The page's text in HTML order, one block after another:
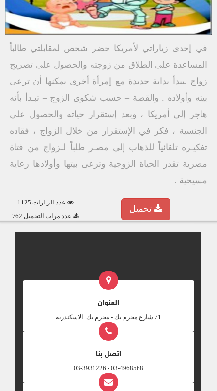
في إحدى زياراتي لأمريكا حضر شخص لمقابلتي طالباً
المساعدة على الطلاق من زوجته والحصول على تصريح
زواج ليبدأ بداية جديدة مع إمرأة أخرى يمكنها أن ترعى
بيته وأولاده . والقصة – حسب شكوى الزوج – تبـدأ بأنه
هاجر إلى أمريكا ، وبعد إستقرار حياته والحصول على
الجنسية ، فكر في الإستقرار من خلال الزواج ، فقاده
تفكيـره تلقائياً للذهاب إلى مصـر طلباً للزواج من فتاة
مصرية تقدر الحياة الزوجية وترعى بيتها وأولادها رعاية
مسيحية .
عدد الزيارات 1125
عدد مرات التحميل 762
تحميل
العنوان
‎71 شارع محرم بك - محرم بك. الاسكندريه
اتصل بنا
03-4968568 - 03-3931226